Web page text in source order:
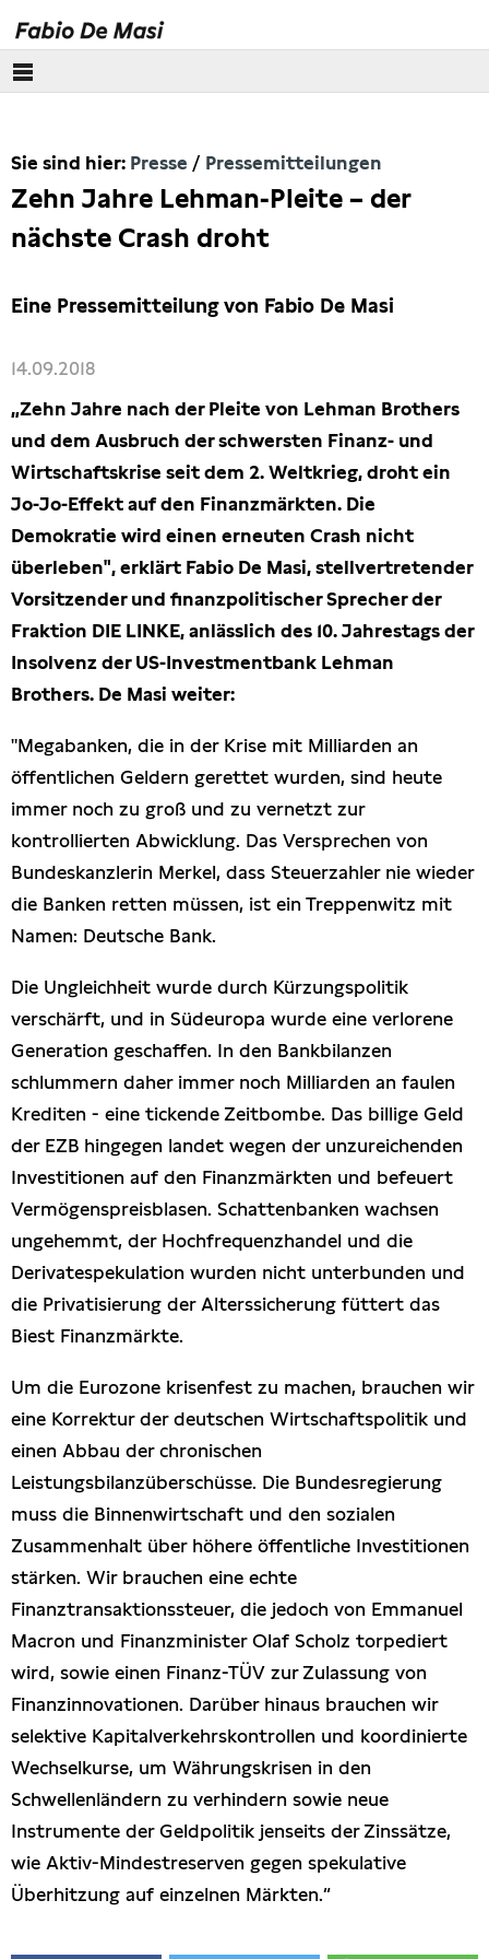
Europäisches Parlament
Themen
Presseschau
Publikationen
Anfragen (Archivseite)
Sie sind hier: Presse Pressemitteilungen
Zehn Jahre Lehman-Pleite – der
nächste Crash droht
Eine Pressemitteilung von Fabio De Masi
14.09.2018
„Zehn Jahre nach der Pleite von Lehman Brothers
und dem Ausbruch der schwersten Finanz- und
Wirtschaftskrise seit dem 2. Weltkrieg, droht ein
Jo-Jo-Effekt auf den Finanzmärkten. Die
Demokratie wird einen erneuten Crash nicht
überleben", erklärt Fabio De Masi, stellvertretender
Vorsitzender und finanzpolitischer Sprecher der
Fraktion DIE LINKE, anlässlich des 10. Jahrestags der
Insolvenz der US-Investmentbank Lehman
Brothers. De Masi weiter:
"Megabanken, die in der Krise mit Milliarden an
öffentlichen Geldern gerettet wurden, sind heute
immer noch zu groß und zu vernetzt zur
kontrollierten Abwicklung. Das Versprechen von
Bundeskanzlerin Merkel, dass Steuerzahler nie wieder
die Banken retten müssen, ist ein Treppenwitz mit
Namen: Deutsche Bank.
Die Ungleichheit wurde durch Kürzungspolitik
verschärft, und in Südeuropa wurde eine verlorene
Generation geschaffen. In den Bankbilanzen
schlummern daher immer noch Milliarden an faulen
Krediten - eine tickende Zeitbombe. Das billige Geld
der EZB hingegen landet wegen der unzureichenden
Investitionen auf den Finanzmärkten und befeuert
Vermögenspreisblasen. Schattenbanken wachsen
ungehemmt, der Hochfrequenzhandel und die
Derivatespekulation wurden nicht unterbunden und
die Privatisierung der Alterssicherung füttert das
Biest Finanzmärkte.
Um die Eurozone krisenfest zu machen, brauchen wir
eine Korrektur der deutschen Wirtschaftspolitik und
einen Abbau der chronischen
Leistungsbilanzüberschüsse. Die Bundesregierung
muss die Binnenwirtschaft und den sozialen
Zusammenhalt über höhere öffentliche Investitionen
stärken. Wir brauchen eine echte
Finanztransaktionssteuer, die jedoch von Emmanuel
Macron und Finanzminister Olaf Scholz torpediert
wird, sowie einen Finanz-TÜV zur Zulassung von
Finanzinnovationen. Darüber hinaus brauchen wir
selektive Kapitalverkehrskontrollen und koordinierte
Wechselkurse, um Währungskrisen in den
Schwellenländern zu verhindern sowie neue
Instrumente der Geldpolitik jenseits der Zinssätze,
wie Aktiv-Mindestreserven gegen spekulative
Überhitzung auf einzelnen Märkten.“